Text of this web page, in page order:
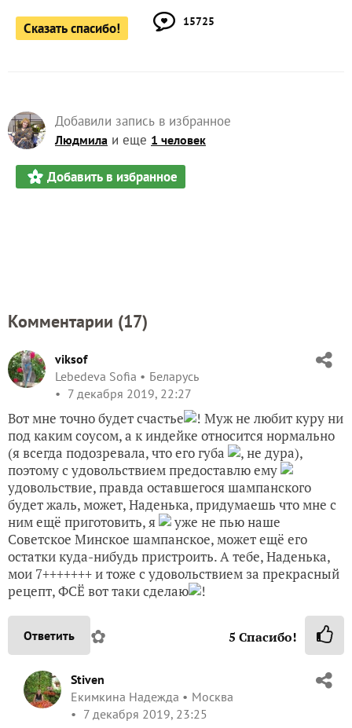
Сказать спасибо! 15725
Добавили запись в избранное
Людмила и еще 1 человек
Добавить в избранное
Комментарии (17)
viksof
Lebedeva Sofia
Беларусь
7 декабря 2019, 22:27
Вот мне точно будет счастье
! Муж не любит куру ни
под каким соусом, а к индейке относится нормально
(я всегда подозревала, что его губа
, не дура),
поэтому с удовольствием предоставлю ему
удовольствие, правда оставшегося шампанского
будет жаль, может, Наденька, придумаешь что мне с
ним ещё приготовить, я
уже не пью наше
Советское Минское шампанское, может ещё его
остатки куда-нибудь пристроить. А тебе, Наденька,
мои 7+++++++ и тоже с удовольствием за прекрасный
рецепт, ФСЁ вот таки сделаю
!
Ответить ✿ 5 Спасибо!
Stiven
Екимкина Надежда
Москва
7 декабря 2019, 23:25